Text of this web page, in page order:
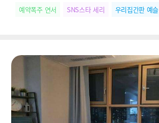
예약폭주 연서 SNS스타 세리 우리집간판 예슬